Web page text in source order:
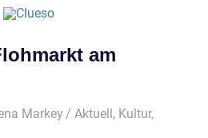
am
Markey Aktuell, Kultur,